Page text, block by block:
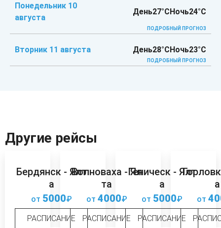
Понедельник 10
августа
День27°CНочь24°C
ПОДРОБНЫЙ ПРОГНОЗ
Вторник 11 августа День28°CНочь23°C
ПОДРОБНЫЙ ПРОГНОЗ
Другие рейсы
Бердянск - Ялт
а
от 5000₽
РАСПИСАНИЕ
Волноваха - Ял
та
от 4000₽
РАСПИСАНИЕ
Геническ - Ялт
а
от 5000₽
РАСПИСАНИЕ
а
от